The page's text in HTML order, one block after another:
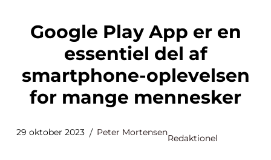
Google Play App er en
essentiel del af
smartphone-oplevelsen
for mange mennesker
29 oktober 2023 Peter Mortensen
Redaktionel